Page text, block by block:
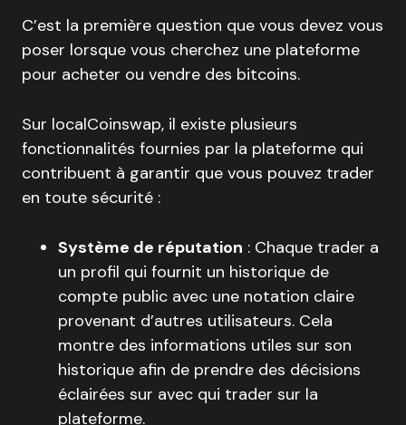
C’est la première question que vous devez vous
poser lorsque vous cherchez une plateforme
pour acheter ou vendre des bitcoins.
Sur localCoinswap, il existe plusieurs
fonctionnalités fournies par la plateforme qui
contribuent à garantir que vous pouvez trader
en toute sécurité :
Système de réputation : Chaque trader a
un profil qui fournit un historique de
compte public avec une notation claire
provenant d’autres utilisateurs. Cela
montre des informations utiles sur son
historique afin de prendre des décisions
éclairées sur avec qui trader sur la
plateforme.